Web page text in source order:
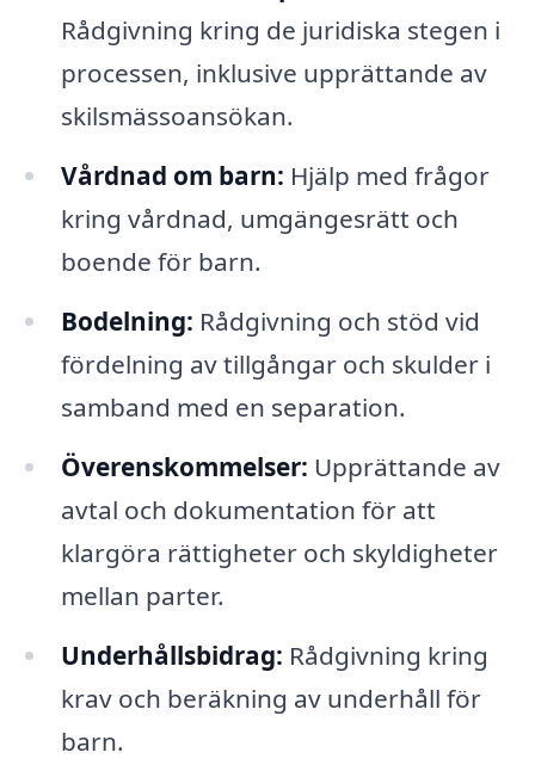
Rådgivning kring de juridiska stegen i
processen, inklusive upprättande av
skilsmässoansökan.
Vårdnad om barn: Hjälp med frågor
kring vårdnad, umgängesrätt och
boende för barn.
Bodelning: Rådgivning och stöd vid
fördelning av tillgångar och skulder i
samband med en separation.
Överenskommelser: Upprättande av
avtal och dokumentation för att
klargöra rättigheter och skyldigheter
mellan parter.
Underhållsbidrag: Rådgivning kring
krav och beräkning av underhåll för
barn.